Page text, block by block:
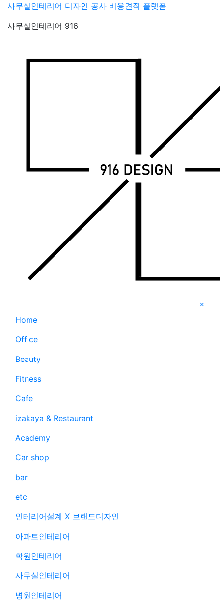
Skip
content
사무실인테리어 디자인 공사 비용견적 플랫폼
사무실인테리어 916
×
Home
Office
Beauty
Fitness
Cafe
izakaya & Restaurant
Academy
Car shop
bar
etc
인테리어설계 X 브랜드디자인
아파트인테리어
학원인테리어
사무실인테리어
병원인테리어